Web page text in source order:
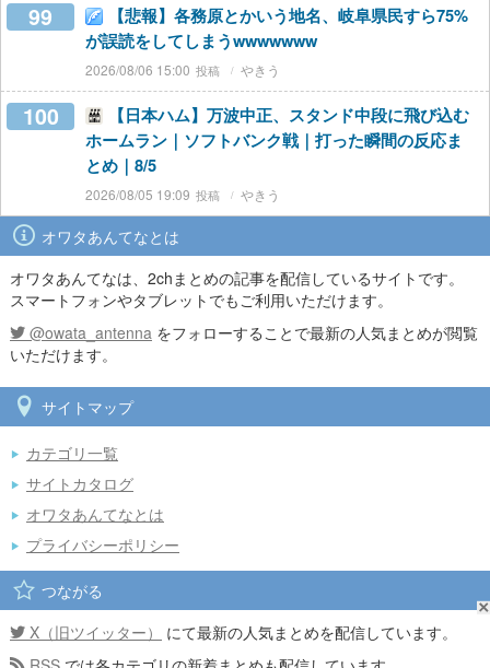
99
【悲報】各務原とかいう地名、岐阜県民すら75%
が誤読をしてしまうwwwwwww
2026/08/06 15:00 やきう
100
【日本ハム】万波中正、スタンド中段に飛び込む
ホームラン｜ソフトバンク戦｜打った瞬間の反応ま
とめ｜8/5
2026/08/05 19:09 やきう
オワタあんてなとは
オワタあんてなは、2chまとめの記事を配信しているサイトです。
スマートフォンやタブレットでもご利用いただけます。
@owata_antenna をフォローすることで最新の人気まとめが閲覧
いただけます。
サイトマップ
カテゴリ一覧
サイトカタログ
オワタあんてなとは
プライバシーポリシー
つながる
X（旧ツイッター）
にて最新の人気まとめを配信しています。